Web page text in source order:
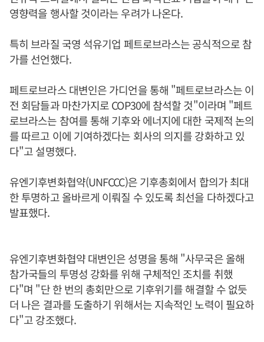
영향력을 행사할 것이라는 우려가 나온다.
특히 브라질 국영 석유기업 페트로브라스는 공식적으로 참
가를 선언했다.
페트로브라스 대변인은 가디언을 통해 "페트로브라스는 이
전 회담들과 마찬가지로 COP30에 참석할 것"이라며 "페트
로브라스는 참여를 통해 기후와 에너지에 대한 국제적 논의
를 따르고 이에 기여하겠다는 회사의 의지를 강화하고 있
다"고 설명했다.
유엔기후변화협약(UNFCCC)은 기후총회에서 합의가 최대
한 투명하고 올바르게 이뤄질 수 있도록 최선을 다하겠다고
발표했다.
유엔기후변화협약 대변인은 성명을 통해 "사무국은 올해
참가국들의 투명성 강화를 위해 구체적인 조치를 취했
다"며 "단 한 번의 총회만으로 기후위기를 해결할 수 없듯
더 나은 결과를 도출하기 위해서는 지속적인 노력이 필요하
다"고 강조했다.